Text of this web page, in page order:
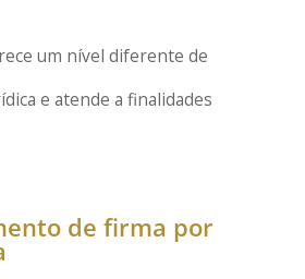
um nível diferente de
e atende a finalidades
de firma por